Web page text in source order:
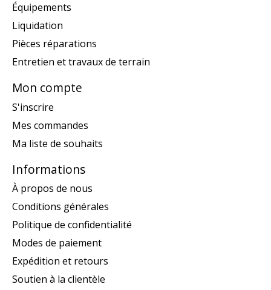
Équipements
Liquidation
Pièces réparations
Entretien et travaux de terrain
Mon compte
S'inscrire
Mes commandes
Ma liste de souhaits
Informations
À propos de nous
Conditions générales
Politique de confidentialité
Modes de paiement
Expédition et retours
Soutien à la clientèle